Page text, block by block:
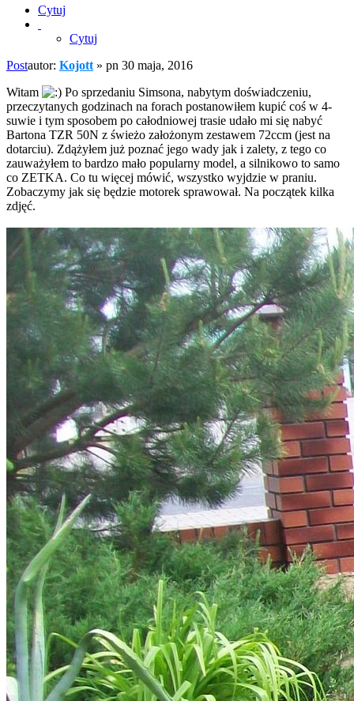
Cytuj
Cytuj
Postautor: Kojott » pn 30 maja, 2016
Witam
Po sprzedaniu Simsona, nabytym doświadczeniu,
przeczytanych godzinach na forach postanowiłem kupić coś w 4-
suwie i tym sposobem po całodniowej trasie udało mi się nabyć
Bartona TZR 50N z świeżo założonym zestawem 72ccm (jest na
dotarciu). Zdążyłem już poznać jego wady jak i zalety, z tego co
zauważyłem to bardzo mało popularny model, a silnikowo to samo
co ZETKA. Co tu więcej mówić, wszystko wyjdzie w praniu.
Zobaczymy jak się będzie motorek sprawował. Na początek kilka
zdjęć.